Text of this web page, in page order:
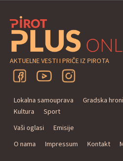
AKTUELNE VESTI I PRIČE IZ PIROTA
Lokalna samouprava Gradska
Kultura
Sport
Vaši oglasi
Emisije
O nama
Impressum Kontakt